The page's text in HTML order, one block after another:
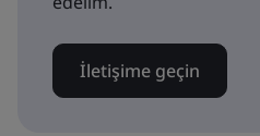
İletişime geçin